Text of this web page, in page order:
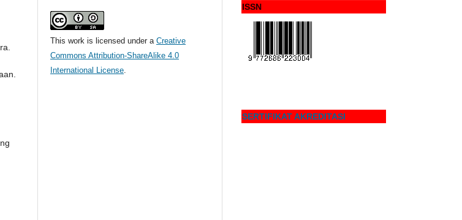
This work is licensed under aCreative
Commons Attribution-ShareAlike 4.0
International License.
ISSN
SERTIFIKAT AKREDITASI